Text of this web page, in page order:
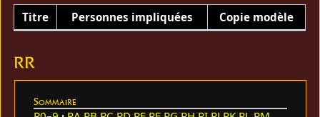
Titre Personnes impliquées Copie modèle
RR
Sommaire